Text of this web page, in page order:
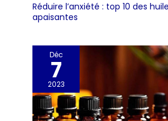
Réduire l’anxiété : top 10 des
apaisantes
Déc
7
2023